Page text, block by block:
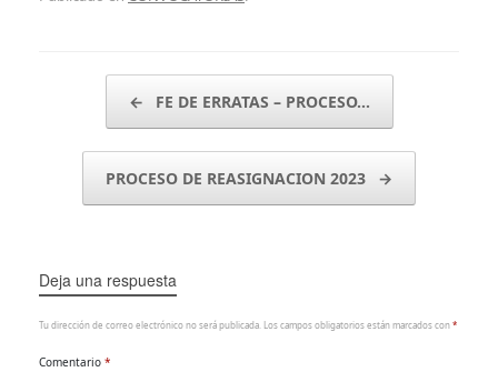
Navegador de artículos
← FE DE ERRATAS – PROCESO…
PROCESO DE REASIGNACION 2023 →
Deja una respuesta
Tu dirección de correo electrónico no será publicada. Los campos obligatorios están marcados con*
Comentario *